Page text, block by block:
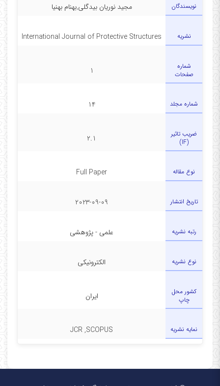
نویسندگان مجید نوریان بیدگلی,بهنام بهنیا
نشریه International Journal of Protective Structures
شماره
صفحات
1
شماره مجلد 14
ضریب تاثیر
(IF)
2.1
نوع مقاله Full Paper
تاریخ انتشار 2023-09-09
رتبه نشریه علمی - پژوهشی
نوع نشریه الکترونیکی
کشور محل
چاپ
ایران
نمایه نشریه JCR ,SCOPUS